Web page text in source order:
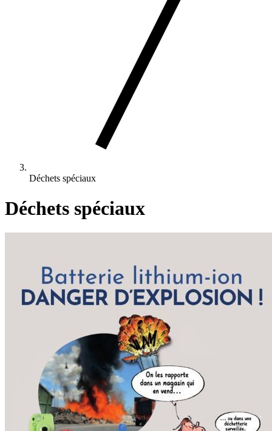
Déchets spéciaux
Déchets spéciaux